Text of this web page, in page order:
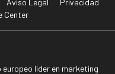
Center
europeo líder en marketing